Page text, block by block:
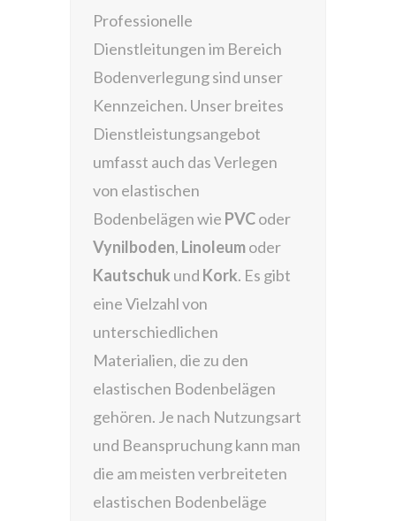
Professionelle
Dienstleitungen im Bereich
Bodenverlegung sind unser
Kennzeichen. Unser breites
Dienstleistungsangebot
umfasst auch das Verlegen
von elastischen
Bodenbelägen wie PVCoder
Vynilboden, Linoleumoder
Kautschuk und Kork. Es gibt
eine Vielzahl von
unterschiedlichen
Materialien, die zu den
elastischen Bodenbelägen
gehören. Je nach Nutzungsart
und Beanspruchung kann man
die am meisten verbreiteten
elastischen Bodenbeläge